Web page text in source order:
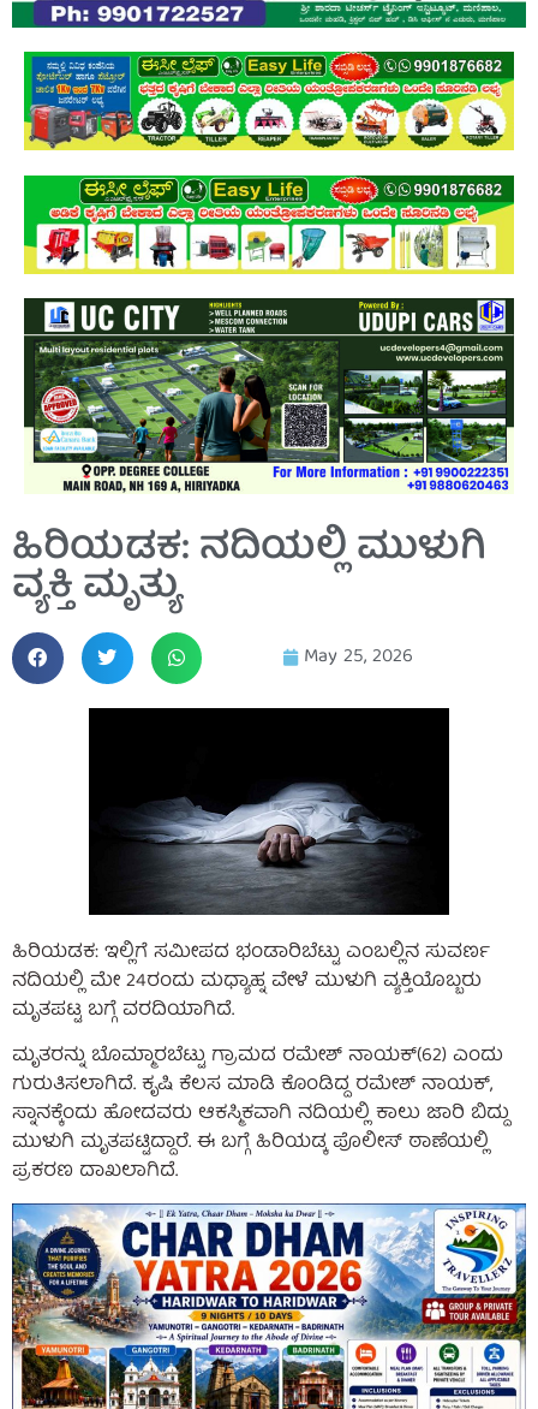
ಹಿರಿಯಡಕ: ನದಿಯಲ್ಲಿ ಮುಳುಗಿ
ವ್ಯಕ್ತಿ ಮೃತ್ಯು
May 25, 2026
ಹಿರಿಯಡಕ: ಇಲ್ಲಿಗೆ ಸಮೀಪದ ಭಂಡಾರಿಬೆಟ್ಟು ಎಂಬಲ್ಲಿನ ಸುವರ್ಣ
ನದಿಯಲ್ಲಿ ಮೇ 24ರಂದು ಮಧ್ಯಾಹ್ನ ವೇಳೆ ಮುಳುಗಿ ವ್ಯಕ್ತಿಯೊಬ್ಬರು
ಮೃತಪಟ್ಟ ಬಗ್ಗೆ ವರದಿಯಾಗಿದೆ.
ಮೃತರನ್ನು ಬೊಮ್ಮಾರಬೆಟ್ಟು ಗ್ರಾಮದ ರಮೇಶ್ ನಾಯಕ್(62) ಎಂದು
ಗುರುತಿಸಲಾಗಿದೆ. ಕೃಷಿ ಕೆಲಸ ಮಾಡಿ ಕೊಂಡಿದ್ದ ರಮೇಶ್ ನಾಯಕ್,
ಸ್ನಾನಕ್ಕೆಂದು ಹೋದವರು ಆಕಸ್ಮಿಕವಾಗಿ ನದಿಯಲ್ಲಿ ಕಾಲು ಜಾರಿ ಬಿದ್ದು
ಮುಳುಗಿ ಮೃತಪಟ್ಟಿದ್ದಾರೆ. ಈ ಬಗ್ಗೆ ಹಿರಿಯಡ್ಕ ಪೊಲೀಸ್ ಠಾಣೆಯಲ್ಲಿ
ಪ್ರಕರಣ ದಾಖಲಾಗಿದೆ.